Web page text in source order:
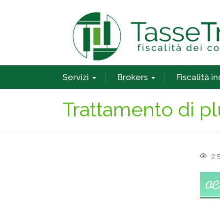
Servizi Brokers Fiscalità
Trattamento di